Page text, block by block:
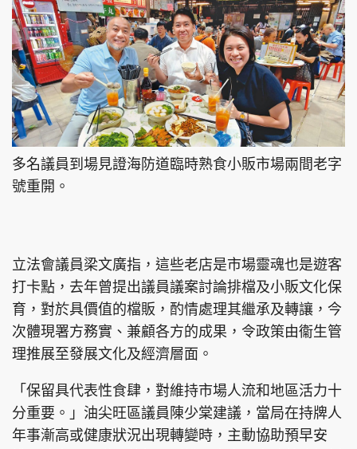
多名議員到場見證海防道臨時熟食小販市場兩間老字
號重開。
立法會議員梁文廣指，這些老店是市場靈魂也是遊客
打卡點，去年曾提出議員議案討論排檔及小販文化保
育，對於具價值的檔販，酌情處理其繼承及轉讓，今
次體現署方務實、兼顧各方的成果，令政策由衞生管
理推展至發展文化及經濟層面。
「保留具代表性食肆，對維持市場人流和地區活力十
分重要。」油尖旺區議員陳少棠建議，當局在持牌人
年事漸高或健康狀況出現轉變時，主動協助預早安